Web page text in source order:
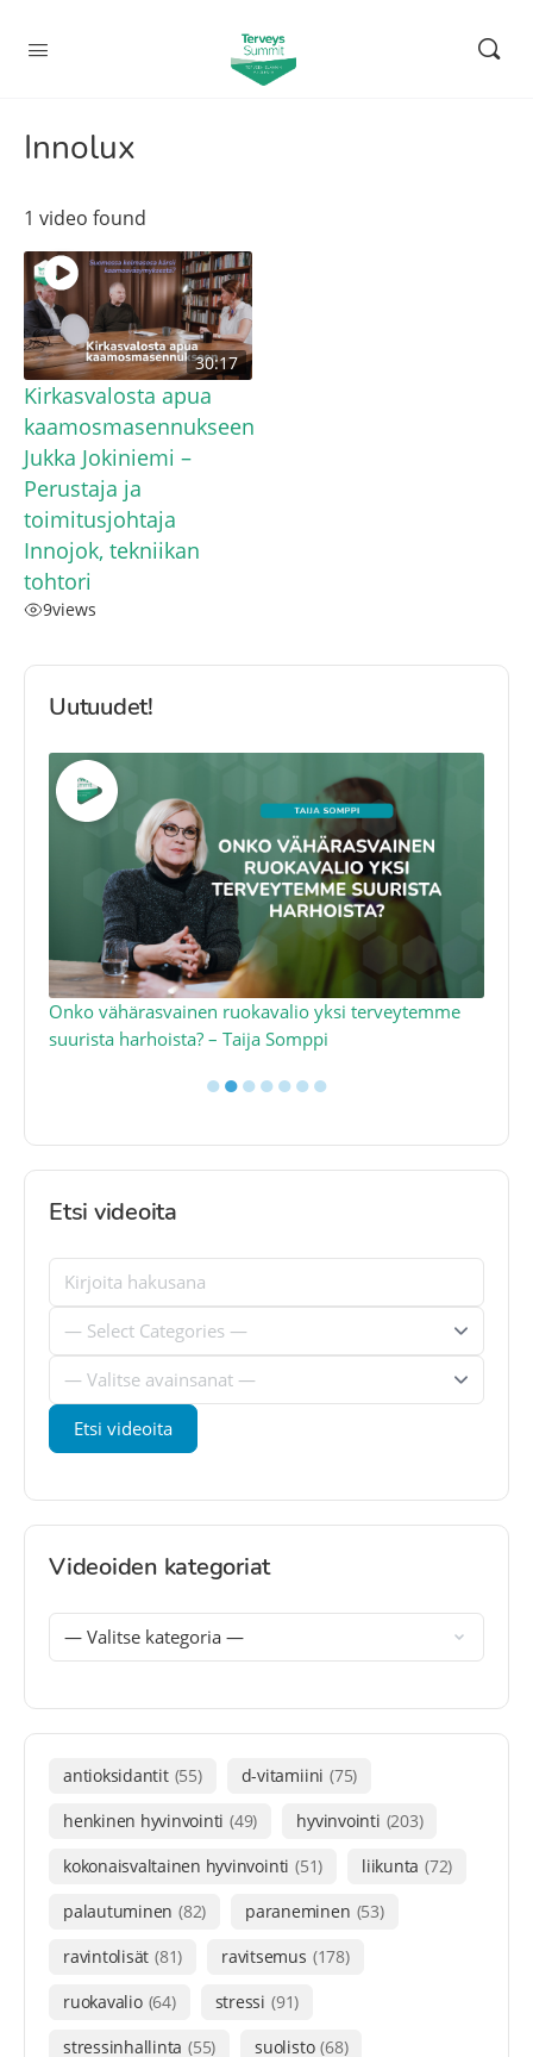
Innolux
1 video found
30:17
Kirkasvalosta apua
kaamosmasennukseen
Jukka Jokiniemi –
Perustaja ja
toimitusjohtaja
Innojok, tekniikan
tohtori
9views
Uutuudet!
Onko vähärasvainen ruokavalio yksi terveytemme
suurista harhoista? – Taija Somppi
●●●●●●●
Etsi videoita
Videoiden kategoriat
antioksidantit (55) d-vitamiini (75)
henkinen hyvinvointi (49) hyvinvointi (203)
kokonaisvaltainen hyvinvointi (51) liikunta (72)
palautuminen (82) paraneminen (53)
ravintolisät (81) ravitsemus (178)
ruokavalio (64) stressi (91)
stressinhallinta (55) suolisto (68)